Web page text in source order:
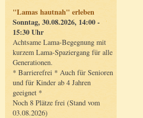
"Lamas hautnah" erleben
Sonntag, 30.08.2026, 14:00 -
15:30 Uhr
Achtsame Lama-Begegnung mit
kurzem Lama-Spaziergang für alle
Generationen.
* Barrierefrei * Auch für Senioren
und für Kinder ab 4 Jahren
geeignet *
Noch 8 Plätze frei (Stand vom
03.08.2026)